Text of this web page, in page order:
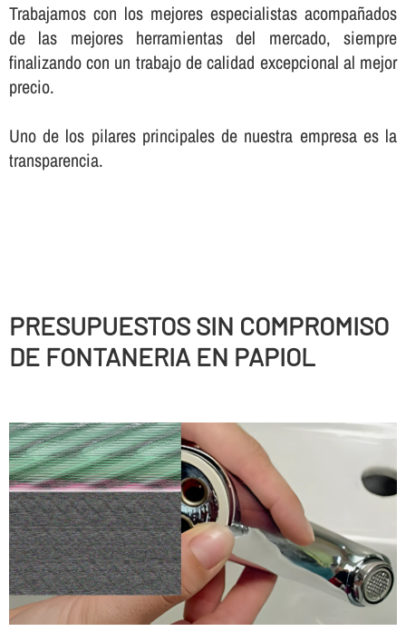
Trabajamos con los mejores especialistas acompañados
de las mejores herramientas del mercado, siempre
finalizando con un trabajo de calidad excepcional al mejor
precio.
Uno de los pilares principales de nuestra empresa es la
transparencia.
PRESUPUESTOS SIN COMPROMISO
DE FONTANERIA EN PAPIOL